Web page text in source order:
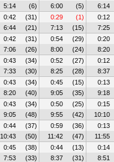
5:14 (6) 6:00 (5) 6:14
0:42 (31) 0:29 (1) 0:12
6:44 (21) 7:13 (15) 7:25
0:42 (31) 0:54 (29) 0:20
7:06 (26) 8:00 (24) 8:20
0:43 (34) 0:52 (27) 0:12
7:33 (30) 8:25 (28) 8:37
0:43 (34) 0:45 (15) 0:13
8:20 (40) 9:05 (35) 9:18
0:43 (34) 0:50 (25) 0:15
9:05 (48) 9:55 (42) 10:10
0:44 (37) 0:59 (36) 0:13
10:43 (50) 11:42 (47) 11:55
0:45 (38) 0:44 (13) 0:14
7:53 (33) 8:37 (31) 8:51